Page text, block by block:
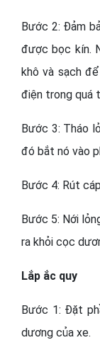
Bước 2: Đảm
được bọc kín.
khô và sạch
điện trong quá
Bước 3: Tháo
đó bắt nó vào
Bước 4: Rút
Bước 5: Nới
ra khỏi cọc
Lắp ắc quy
Bước 1: Đặt
dương của xe.